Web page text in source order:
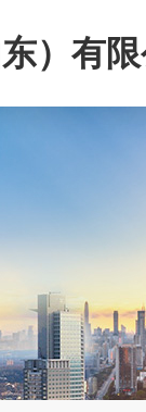
）有